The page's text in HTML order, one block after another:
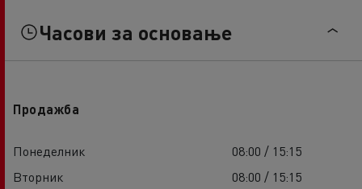
Часови за основање
Продажба
Понеделник
08:00 / 15:15
Вторник
08:00 / 15:15